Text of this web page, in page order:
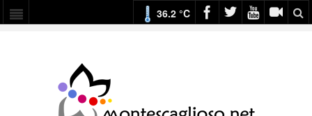
36.2 °C